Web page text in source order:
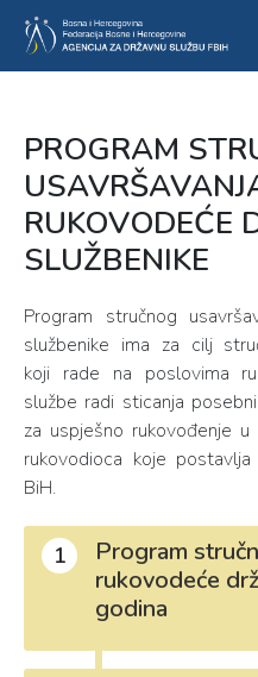
PROGRAM
RUKOVODEĆE
SLUŽBENIKE
Program stručnog
službenike ima za cilj
koji rade na poslovima
službe radi sticanja
za uspješno rukovođenje
rukovodioca koje
BiH.
1
Program
rukovodeće
godina